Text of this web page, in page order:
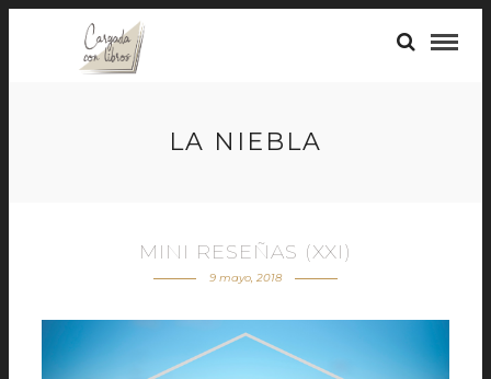
LA NIEBLA
MINI RESEÑAS (XXI)
9 mayo, 2018